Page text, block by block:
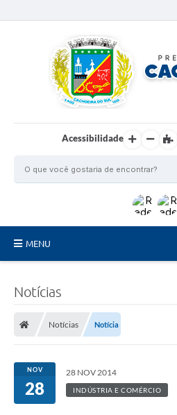
Acessibilidade
MENU
Conselhos Municipais
Serviços on-line
Notícias
Notícias Notícia
NOV
28
28 NOV 2014
INDÚSTRIA E COMÉRCIO